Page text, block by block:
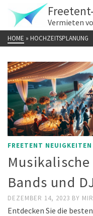
Vermieten
HOME » HOCHZEITSPLANUNG
FREETENT NEUIGKEITEN
Bands und
DEZEMBER 14, 2023 BY
Entdecken Sie die